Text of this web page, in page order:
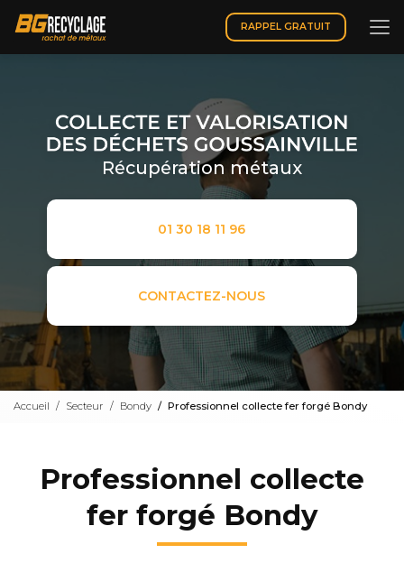
contenu
principal
RAPPEL GRATUIT
Récupération métaux
01 30 18 11 96
CONTACTEZ-NOUS
Accueil Secteur Bondy Professionnel collecte fer forgé Bondy
Professionnel collecte
fer forgé Bondy